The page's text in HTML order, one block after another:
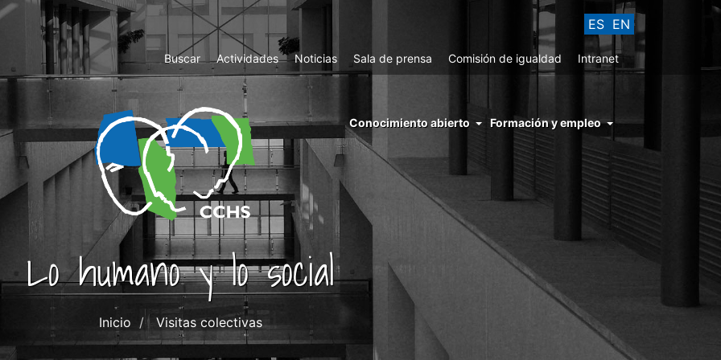
ES EN
Top
Menu
Buscar Actividades Noticias Sala de prensa Comisión de igualdad Intranet
menu
right
cchs
conocimiento
abierto
Conocimiento abierto Formación y empleo
Lo humano y lo social
Inicio Visitas colectivas